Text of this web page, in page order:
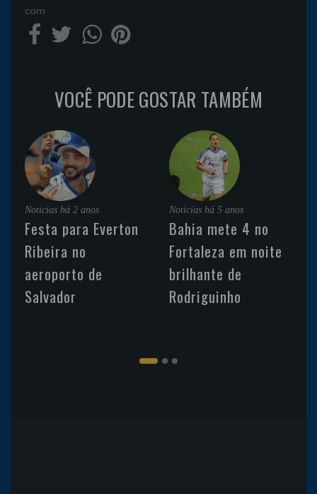
com
VOCÊ PODE GOSTAR TAMBÉM
Noticias há 2 anos
Festa para Everton
Ribeira no
aeroporto de
Salvador
Noticias há 5 anos
Bahia mete 4 no
Fortaleza em noite
brilhante de
Rodriguinho